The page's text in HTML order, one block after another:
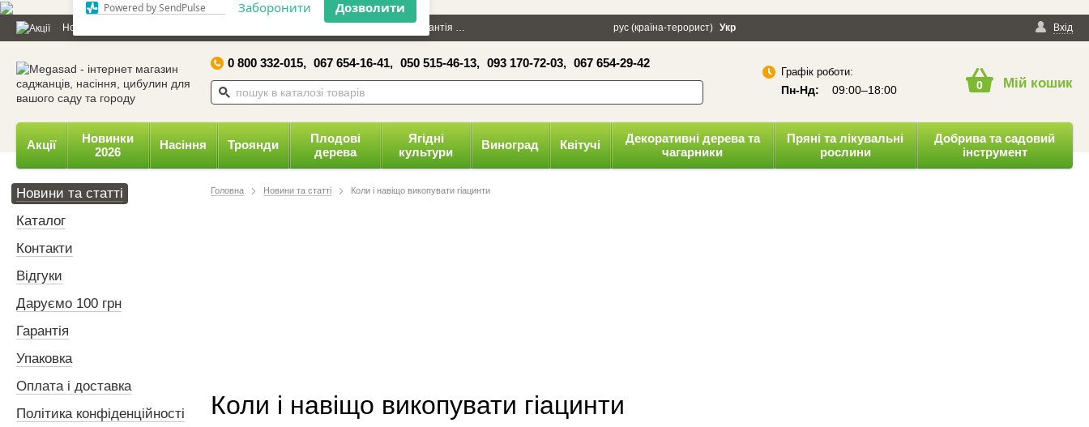
відправляти вам сповіщення на
робочий стіл.
Powered by SendPulse Заборонити Дозволити
×
Новини та статті Гарантія Політика конфіденційності Вхід
рус (країна-терорист) Укр
0 800 332-015, 067 654-16-41, 050 515-46-13, 093 170-72-03, 067 654-29-42
Графік роботи:
Пн-Нд: 09:00–18:00 0 Мій кошик
Акції
Новинки
2026
Насіння Троянди
Плодові
дерева
Ягідні
культури
Виноград Квітучі
Декоративні дерева та
чагарники
Пряні та лікувальні
рослини
Добрива та садовий
інструмент
Головна Новини та статті Коли і навіщо викопувати гіацинти
Коли і навіщо викопувати гіацинти
Новини та статті
Каталог
Контакти
Відгуки
Даруємо 100 грн
Гарантія
Упаковка
Оплата і доставка
Політика конфіденційності